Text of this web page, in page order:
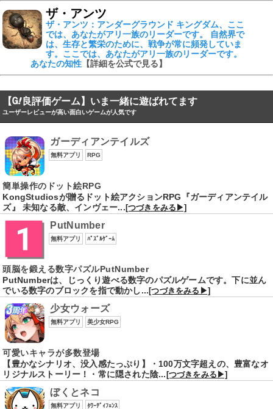
ザ・アンツ
ザ・アンツ：アンダーグラウンド キングダム、ここ
では、あなたがアリ一族のリーダーです。 自然界で
は、生存と繁栄のために、戦争が常に頻発していま
す。ここでは、あなたがアリ一族のリーダーです。
あなたの知性【詳細を公式で見る】
【 良評価ゲーム】いま一緒に遊ばれてます
ユーザーレビューが高い面白いゲームが人気です
ガーディアンテイルズ
無料アプリ RPG
簡単操作のドット絵RPG
KongStudiosが贈るドット絵アクションRPG『ガーディアンテイル
ズ』 未知なる敵、インヴェー... [つづきをみる▶]
PutNumber
無料アプリ ﾊﾟｽﾞﾙｹﾞｰﾑ
頭脳を鍛える数字パズルPutNumber
PutNumberは、じっくり遊べる数字のパズルゲームです。下に並ん
でいる数字のブロックを指で動かし...[つづきをみる▶]
少女ウォーズ
無料アプリ 美少女RPG
可愛いキャラが多数登場
【豊かなシナリオ、没入感たっぷり】・100万文字超えの、豊富なオ
リジナルストーリー！・常に隠された陰... [つづきをみる▶]
ぼくとネコ
無料アプリ ﾀﾜｰﾃﾞｨﾌｪﾝｽ